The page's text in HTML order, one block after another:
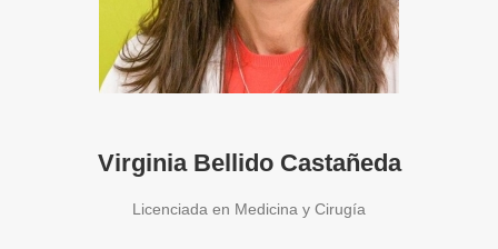
Virginia Bellido Castañeda
Licenciada en Medicina y Cirugía